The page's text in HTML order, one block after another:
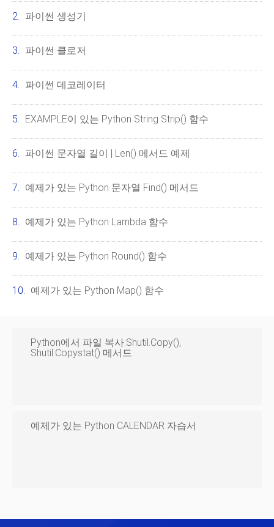
파이썬 생성기
파이썬 클로저
파이썬 데코레이터
EXAMPLE이 있는 Python String Strip() 함수
파이썬 문자열 길이 | Len() 메서드 예제
예제가 있는 Python 문자열 Find() 메서드
예제가 있는 Python Lambda 함수
예제가 있는 Python Round() 함수
예제가 있는 Python Map() 함수
Python에서 파일 복사:shutil.copy(),
Shutil.copystat() 메서드
예제가 있는 Python CALENDAR 자습서